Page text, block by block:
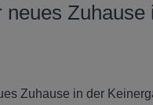
Zuhause